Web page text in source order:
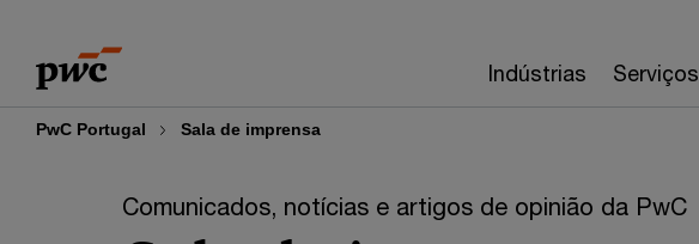
content
footer
Indústrias Serviços
PwC Portugal Sala de imprensa
Comunicados, notícias e artigos de opinião da PwC